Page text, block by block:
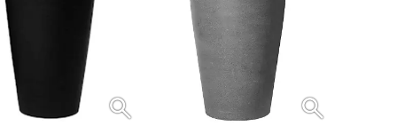
search search